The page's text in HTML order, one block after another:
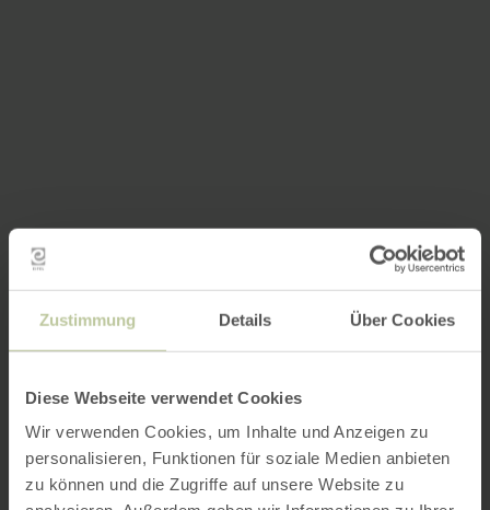
Zustimmung Details Über Cookies
Diese Webseite verwendet Cookies
Wir verwenden Cookies, um Inhalte und Anzeigen zu
personalisieren, Funktionen für soziale Medien anbieten
zu können und die Zugriffe auf unsere Website zu